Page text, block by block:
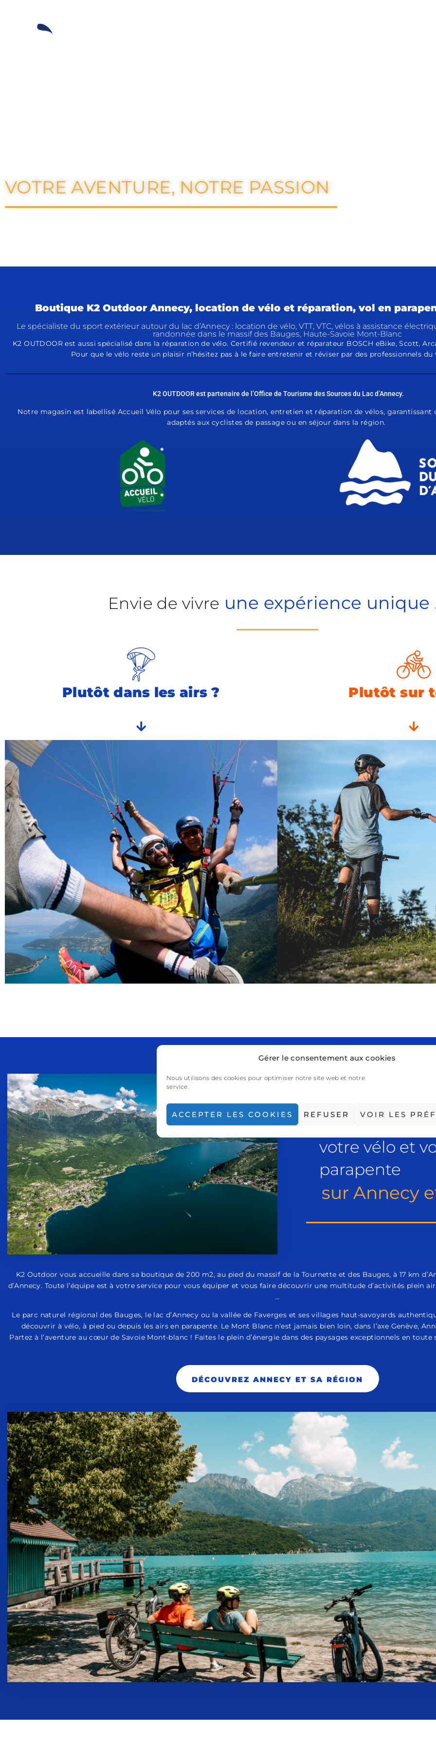
Gérer le consentement aux cookies
Nous utilisons des cookies pour optimiser notre site web et notre
service.
ACCEPTER LES COOKIES REFUSER VOIR LES
VOTRE AVENTURE, NOTRE PASSION
Boutique K2 Outdoor Annecy, location de vélo et réparation, vol en
Le spécialiste du sport extérieur autour du lac d’Annecy : location de vélo, VTT, VTC, vélos à assistance
randonnée dans le massif des Bauges, Haute-Savoie Mont-Blanc
K2 OUTDOOR est aussi spécialisé dans la réparation de vélo. Certifié revendeur et réparateur BOSCH eBike, Scott,
Pour que le vélo reste un plaisir n’hésitez pas à le faire entretenir et réviser par des professionnels du
K2 OUTDOOR est partenaire de l’Office de Tourisme des Sources du Lac d’Annecy.
Notre magasin est labellisé Accueil Vélo pour sesservices de location, entretien et réparation de vélos, garantissant
adaptés aux cyclistes de passage ou en séjour dans la région.
Envie de vivre une expérience unique
Plutôt dans les airs ? Plutôt sur
votre vélo et
parapente
sur Annecy
K2 Outdoor vous accueille dans sa boutique de 200 m2, au pied du massif de la Tournette et des Bauges, à 17 km
d’Annecy. Toute l’équipe est à votre service pour vous équiper et vous faire découvrir une multitude d’activités plein
…
Le parc naturel régional des Bauges, le lac d’Annecy ou la vallée de Faverges et ses villages haut-savoyards
découvrir à vélo, à pied ou depuis les airs en parapente. Le Mont Blanc n’est jamais bien loin, dans l’axe Genève,
Partez à l’aventure au cœur de Savoie Mont-blanc ! Faites le plein d’énergie dans des paysages exceptionnels en
DÉCOUVREZ ANNECY ET SA RÉGION